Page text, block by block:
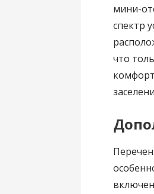
мини-
спектр
что